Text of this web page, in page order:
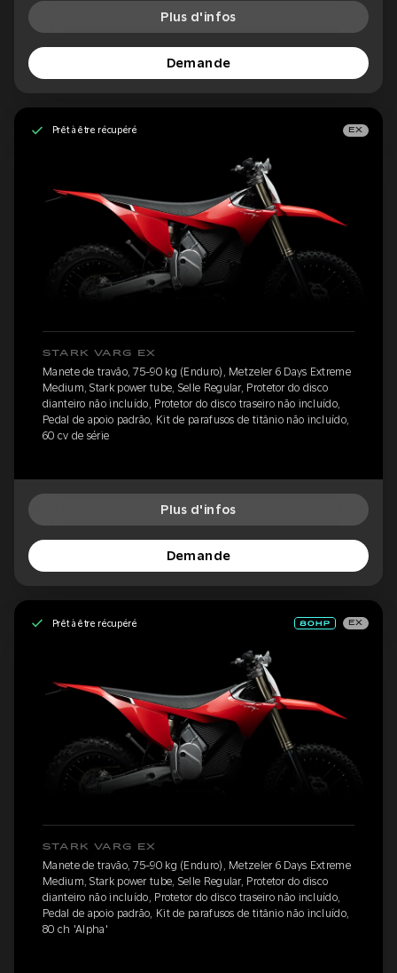
Plus d'infos
Demande
Prêt à être récupéré EX
STARK VARG EX
Manete de travão, 75-90 kg (Enduro), Metzeler 6 Days Extreme
Medium, Stark power tube, Selle Regular, Protetor do disco
dianteiro não incluído, Protetor do disco traseiro não incluído,
Pedal de apoio padrão, Kit de parafusos de titânio não incluído,
60 cv de série
Plus d'infos
Demande
Prêt à être récupéré EX
STARK VARG EX
Manete de travão, 75-90 kg (Enduro), Metzeler 6 Days Extreme
Medium, Stark power tube, Selle Regular, Protetor do disco
dianteiro não incluído, Protetor do disco traseiro não incluído,
Pedal de apoio padrão, Kit de parafusos de titânio não incluído,
80 ch 'Alpha'